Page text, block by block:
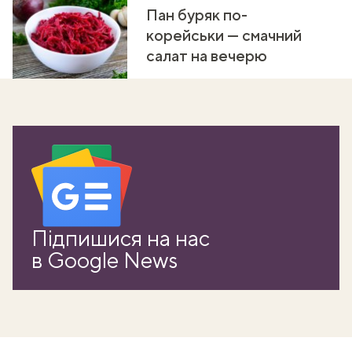
Пан буряк по-
корейськи — смачний
салат на вечерю
Підпишися на нас
в Google News